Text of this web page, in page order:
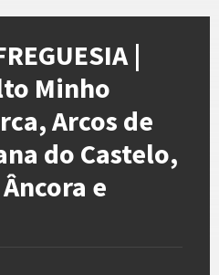
|
Minho
Arcos de
do Castelo,
e